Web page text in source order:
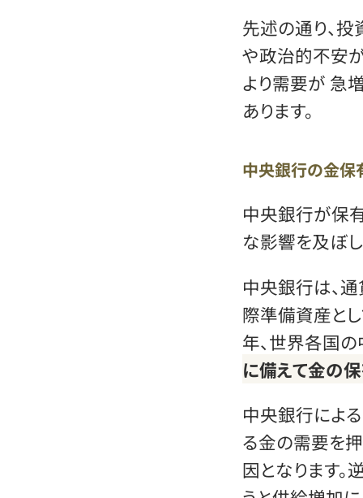
先述の通り、
や政治的不安
より需要が 急
あります。
中央銀行の金保
中央銀行が保
な影響を及ぼし
中央銀行は、
際準備資産とし
年、世界各国
に備えて金の
中央銀行によ
る金の需要を
因となります